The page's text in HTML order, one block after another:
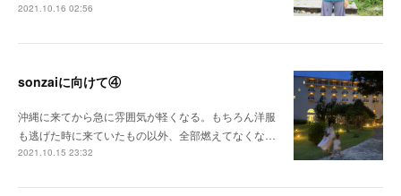
2021.10.16 02:56
sonzaiに向けて④
沖縄に来てから急に雰囲気が軽くなる。もちろん洋服
も逃げた時に来ていたもの以外、全部燃えてなくな…
2021.10.15 23:32